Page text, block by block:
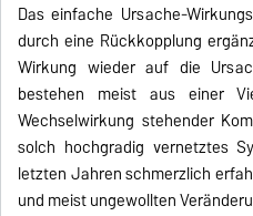
Das einfache Ursache-
durch eine Rückkopplung
Wirkung wieder auf die
bestehen meist aus einer
Wechselwirkung stehender
solch hochgradig vernetztes
letzten Jahren schmerzlich
und meist ungewollten